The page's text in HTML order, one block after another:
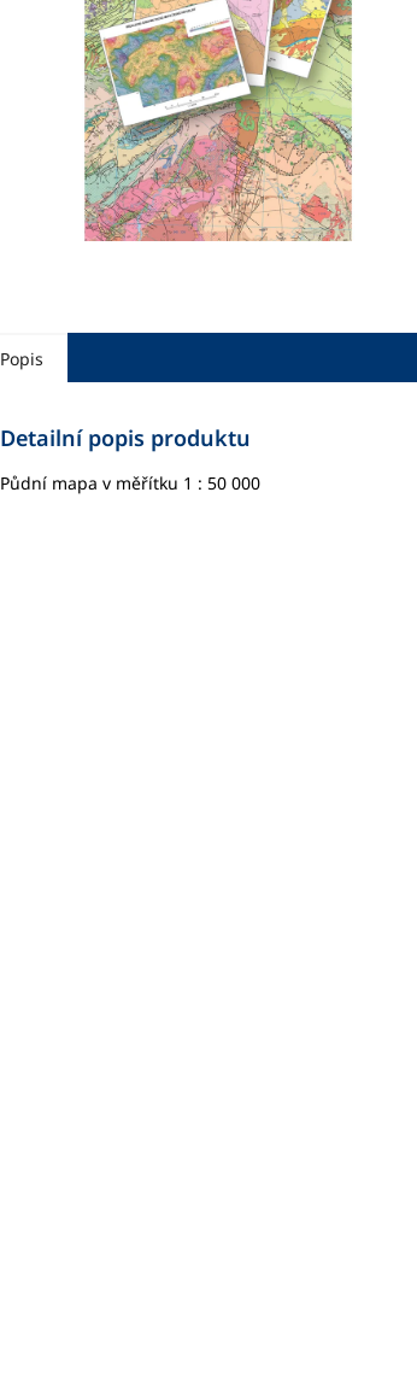
Popis
Detailní popis produktu
Půdní mapa v měřítku 1 : 50 000